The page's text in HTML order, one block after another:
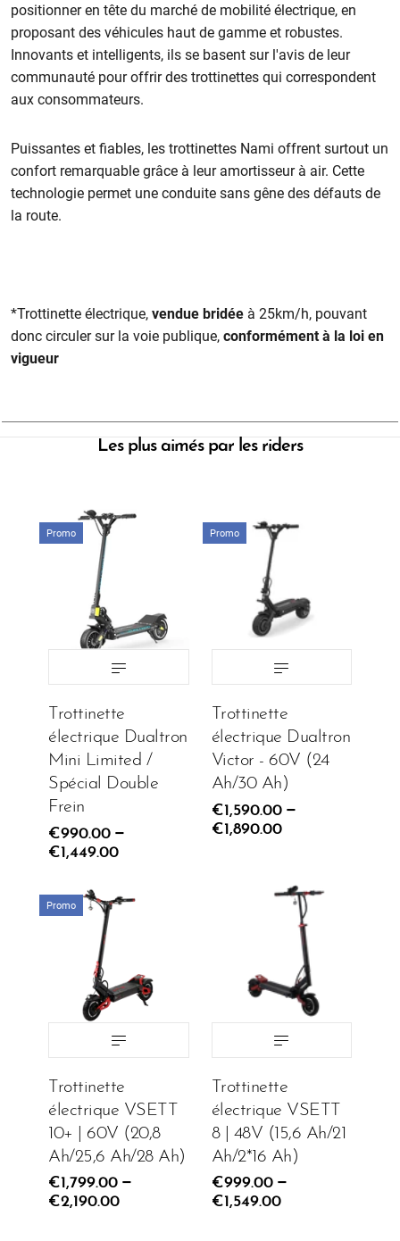
positionner en tête du marché de mobilité électrique, en
proposant des véhicules haut de gamme et robustes.
Innovants et intelligents, ils se basent sur l'avis de leur
communauté pour offrir des trottinettes qui correspondent
aux consommateurs.
Puissantes et fiables, les trottinettes Nami offrent surtout un
confort remarquable grâce à leur amortisseur à air. Cette
technologie permet une conduite sans gêne des défauts de
la route.
*Trottinette électrique,vendue bridée à 25km/h, pouvant
donc circuler sur la voie publique,conformément à la loi en
vigueur
Les plus aimés par les riders
Promo
Trottinette
électrique Dualtron
Mini Limited /
Spécial Double
Frein
€990.00 –
€1,449.00
BATTERIE:
€999.00
€990.00
AJOUTER AU PANIER
Promo
Trottinette
électrique Dualtron
Victor - 60V (24
Ah/30 Ah)
€1,590.00–
€1,890.00
Batterie:
€1,890.00
€1,590.00
AJOUTER AU PANIER
Promo
Trottinette
électrique VSETT
10+ | 60V (20,8
Ah/25,6 Ah/28 Ah)
€1,799.00 –
€2,190.00
Puissance:
€1,999.00
AJOUTER AU PANIER
Trottinette
électrique VSETT
8 | 48V (15,6 Ah/21
Ah/2*16 Ah)
€999.00–
€1,549.00
€999.00
AJOUTER AU PANIER